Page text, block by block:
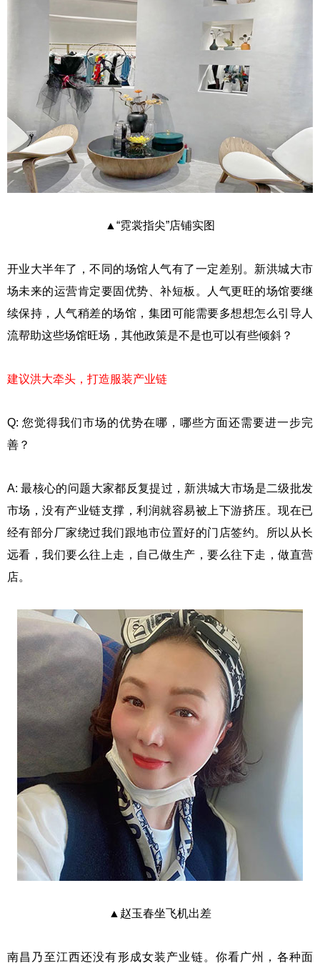
▲“霓裳指尖”店铺实图
开业大半年了，不同的场馆人气有了一定差别。新洪城大市
场未来的运营肯定要固优势、补短板。人气更旺的场馆要继
续保持，人气稍差的场馆，集团可能需要多想想怎么引导人
流帮助这些场馆旺场，其他政策是不是也可以有些倾斜？
建议洪大牵头，打造服装产业链
Q: 您觉得我们市场的优势在哪，哪些方面还需要进一步完
善？
A: 最核心的问题大家都反复提过，新洪城大市场是二级批发
市场，没有产业链支撑，利润就容易被上下游挤压。现在已
经有部分厂家绕过我们跟地市位置好的门店签约。所以从长
远看，我们要么往上走，自己做生产，要么往下走，做直营
店。
▲赵玉春坐飞机出差
南昌乃至江西还没有形成女装产业链。你看广州，各种面